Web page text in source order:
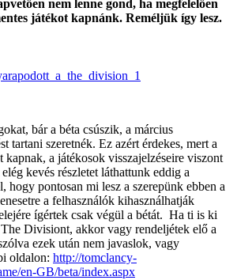
nem lenne gond, ha megfelelően
játékot kapnánk. Reméljük így lesz.
bár a béta csúszik, a március
tartani szeretnék. Ez azért érdekes, mert a
a játékosok visszajelzéseire viszont
kevés részletet láthattunk eddig a
hogy pontosan mi lesz a szerepünk ebben a
a felhasználók kihasználhatják
ígértek csak végül a bétát. Ha ti is ki
Divisiont, akkor vagy rendeljétek elő a
ezek után nem javaslok, vagy
oldalon: http://tomclancy-
en-GB/beta/index.aspx